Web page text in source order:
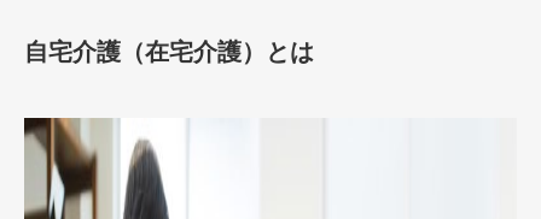
自宅介護（在宅介護）とは